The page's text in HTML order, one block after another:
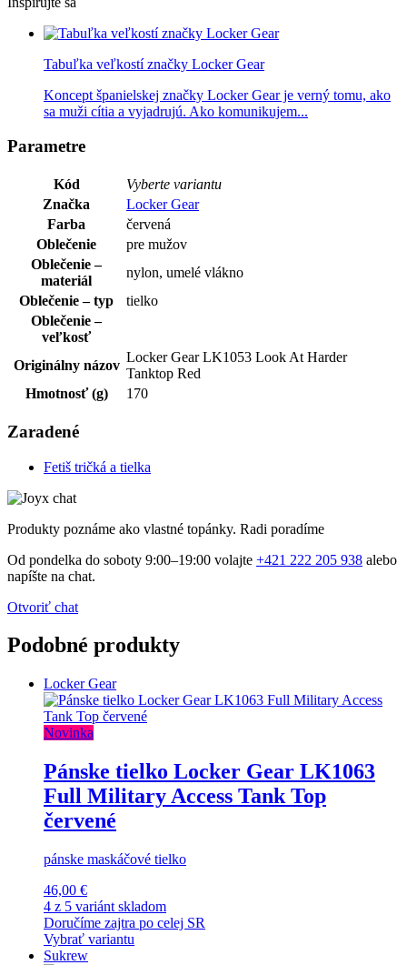
Tabuľka veľkostí značky Locker Gear
Koncept španielskej značky Locker Gear je verný tomu, ako
sa muži cítia a vyjadrujú. Ako komunikujem...
Parametre
Kód
Vyberte variantu
Značka
Locker Gear
Farba
červená
Oblečenie
pre mužov
Oblečenie –
materiál
nylon, umelé vlákno
Oblečenie – typ
tielko
Oblečenie –
veľkosť
Originálny názov
Locker Gear LK1053 Look At Harder
Tanktop Red
Hmotnosť (g)
170
Zaradené
Fetiš tričká a tielka
Produkty poznáme ako vlastné topánky. Radi poradíme
Od pondelka do soboty 9:00–19:00 volajte +421 222 205 938 alebo
napíšte na chat.
Otvoriť chat
Podobné produkty
Locker Gear
Novinka
Pánske tielko Locker Gear LK1063
Full Military Access Tank Top
červené
pánske maskáčové tielko
46,00 €
4 z 5 variánt skladom
Doručíme zajtra po celej SR
Vybrať variantu
Sukrew